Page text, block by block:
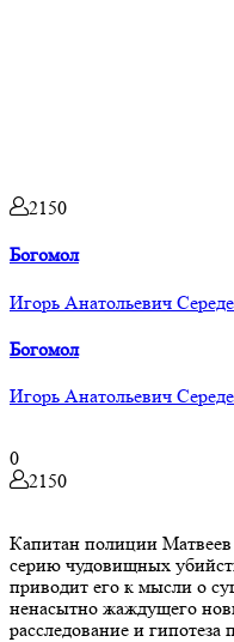
2150
Богомол
Игорь Анатольевич
Богомол
Игорь Анатольевич
0
2150
Капитан полиции Матвеев
серию чудовищных
приводит его к мысли о
ненасытно жаждущего
расследование и гипотеза